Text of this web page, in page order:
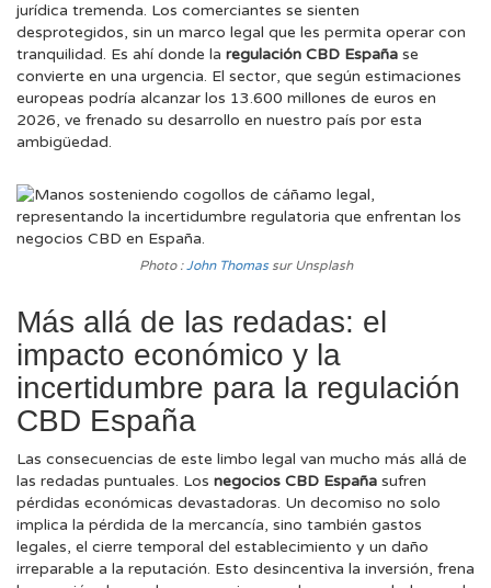
jurídica tremenda. Los comerciantes se sienten
desprotegidos, sin un marco legal que les permita operar con
tranquilidad. Es ahí donde la regulación CBD España se
convierte en una urgencia. El sector, que según estimaciones
europeas podría alcanzar los 13.600 millones de euros en
2026, ve frenado su desarrollo en nuestro país por esta
ambigüedad.
Photo :John Thomassur Unsplash
Más allá de las redadas: el
impacto económico y la
incertidumbre para la regulación
CBD España
Las consecuencias de este limbo legal van mucho más allá de
las redadas puntuales. Los negocios CBD España sufren
pérdidas económicas devastadoras. Un decomiso no solo
implica la pérdida de la mercancía, sino también gastos
legales, el cierre temporal del establecimiento y un daño
irreparable a la reputación. Esto desincentiva la inversión, frena